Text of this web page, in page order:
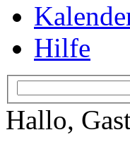
Hilfe
Hallo,